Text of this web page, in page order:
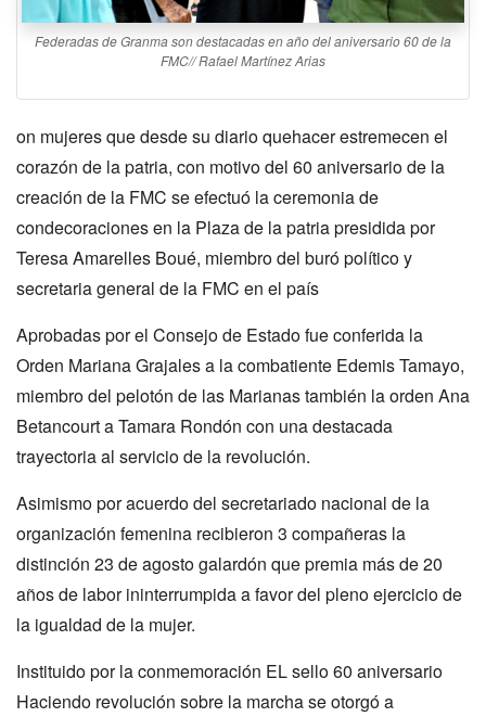
Federadas de Granma son destacadas en año del aniversario 60 de la
FMC// Rafael Martínez Arias
on mujeres que desde su diario quehacer estremecen el
corazón de la patria, con motivo del 60 aniversario de la
creación de la FMC se efectuó la ceremonia de
condecoraciones en la Plaza de la patria presidida por
Teresa Amarelles Boué, miembro del buró político y
secretaria general de la FMC en el país
Aprobadas por el Consejo de Estado fue conferida la
Orden Mariana Grajales a la combatiente Edemis Tamayo,
miembro del pelotón de las Marianas también la orden Ana
Betancourt a Tamara Rondón con una destacada
trayectoria al servicio de la revolución.
Asimismo por acuerdo del secretariado nacional de la
organización femenina recibieron 3 compañeras la
distinción 23 de agosto galardón que premia más de 20
años de labor ininterrumpida a favor del pleno ejercicio de
la igualdad de la mujer.
Instituido por la conmemoración EL sello 60 aniversario
Haciendo revolución sobre la marcha se otorgó a